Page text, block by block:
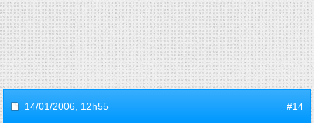
14/01/2006, 12h55 #14